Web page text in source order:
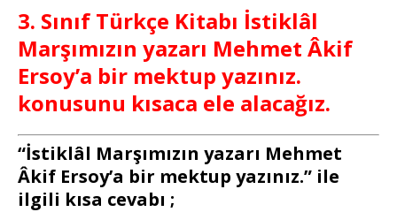
3. Sınıf Türkçe Kitabı İstiklâl
Marşımızın yazarı Mehmet Âkif
Ersoy’a bir mektup yazınız.
konusunu kısaca ele alacağız.
“İstiklâl Marşımızın yazarı Mehmet
Âkif Ersoy’a bir mektup yazınız.” ile
ilgili kısa cevabı ;